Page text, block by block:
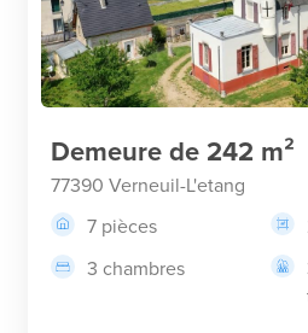
Demeure de 242 m²
77390 Verneuil-L'etang
7 pièces
3 chambres